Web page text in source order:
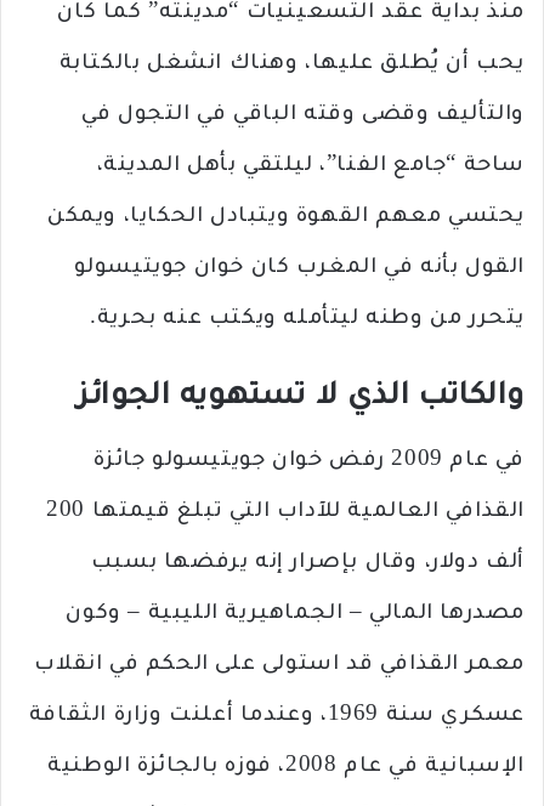
منذ بداية عقد التسعينيات “مدينته” كما كان
يحب أن يُطلق عليها، وهناك انشغل بالكتابة
والتأليف وقضى وقته الباقي في التجول في
ساحة “جامع الفنا”، ليلتقي بأهل المدينة،
يحتسي معهم القهوة ويتبادل الحكايا، ويمكن
القول بأنه في المغرب كان خوان جويتيسولو
يتحرر من وطنه ليتأمله ويكتب عنه بحرية.
والكاتب الذي لا تستهويه الجوائز
في عام 2009 رفض خوان جويتيسولو جائزة
القذافي العالمية للآداب التي تبلغ قيمتها 200
ألف دولار، وقال بإصرار إنه يرفضها بسبب
مصدرها المالي – الجماهيرية الليبية – وكون
معمر القذافي قد استولى على الحكم في انقلاب
عسكري سنة 1969، وعندما أعلنت وزارة الثقافة
الإسبانية في عام 2008، فوزه بالجائزة الوطنية